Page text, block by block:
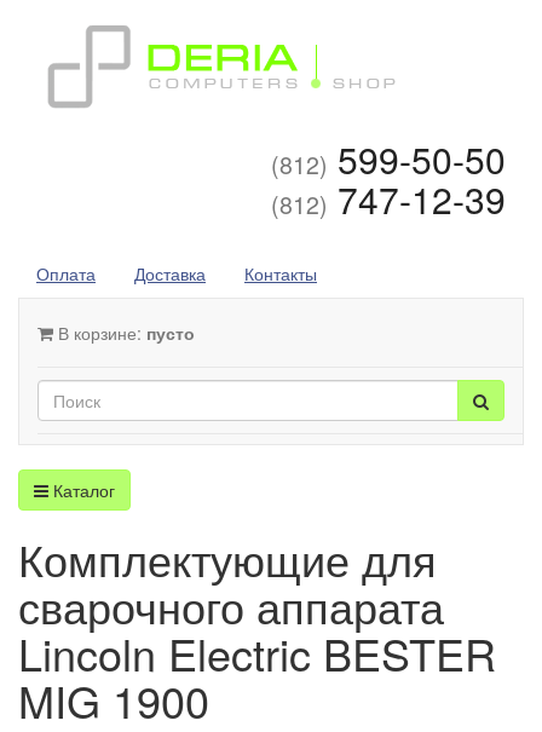
(812) 599-50-50
(812) 747-12-39
Оплата Доставка Контакты
В корзине: пусто
Каталог
Комплектующие для
сварочного аппарата
Lincoln Electric BESTER
MIG 1900